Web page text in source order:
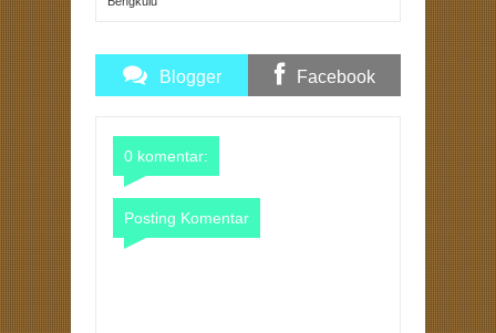
Blogger Facebook
0 komentar:
Posting Komentar